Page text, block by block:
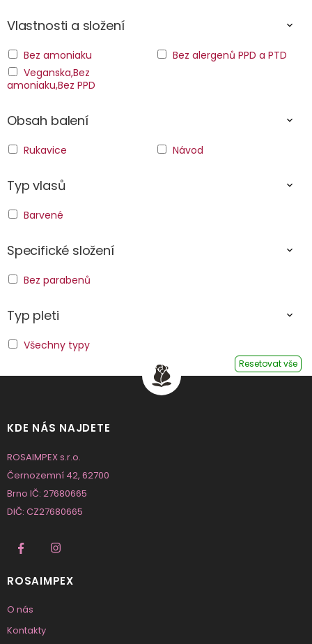
Vlastnosti a složení
Bez amoniaku
Bez alergenů PPD a PTD
Veganska,Bez
amoniaku,Bez PPD
Obsah balení
Rukavice Návod
Typ vlasů
Barvené
Specifické složení
Bez parabenů
Typ pleti
Všechny typy
Resetovat vše
KDE NÁS NAJDETE
ROSAIMPEX s.r.o.
Černozemní 42, 62700
Brno IČ: 27680665
DIČ: CZ27680665
ROSAIMPEX
O nás
Kontakty